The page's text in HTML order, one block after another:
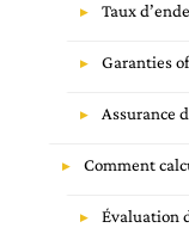
Taux
Garanties
Assurance
Comment
Évaluation